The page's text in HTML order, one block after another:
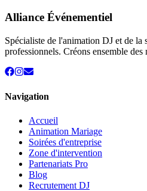
Alliance Événementiel
Spécialiste de l'animation DJ et de
professionnels. Créons ensemble des
Navigation
Accueil
Animation Mariage
Soirées d'entreprise
Zone d'intervention
Partenariats Pro
Blog
Recrutement DJ